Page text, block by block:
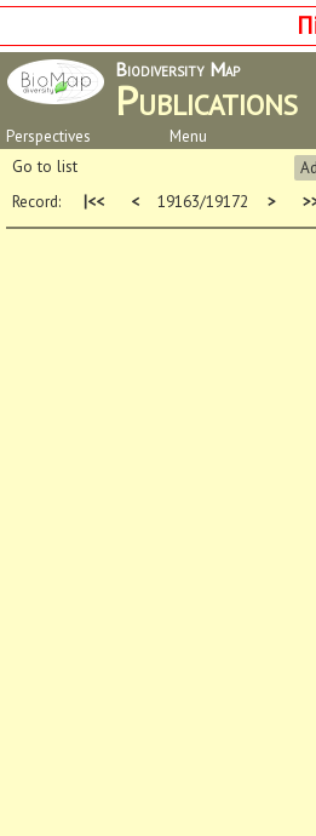
Biodiversity Map
Publications
Perspectives
Menu
Go to list
Record:
|<< < 19163/19172 >